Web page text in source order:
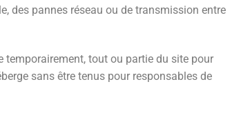
des pannes réseau ou de transmission entre
temporairement, tout ou partie du site pour
sans être tenus pour responsables de